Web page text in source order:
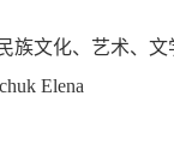
族文化、艺术、
Elena